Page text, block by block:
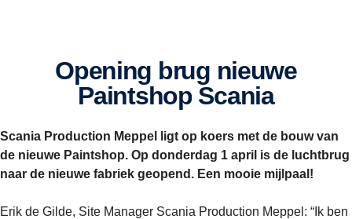
Opening brug nieuwe
Paintshop Scania
Scania Production Meppel ligt op koers met de bouw van
de nieuwe Paintshop. Op donderdag 1 april is de luchtbrug
naar de nieuwe fabriek geopend. Een mooie mijlpaal!
Erik de Gilde, Site Manager Scania Production Meppel: “Ik ben